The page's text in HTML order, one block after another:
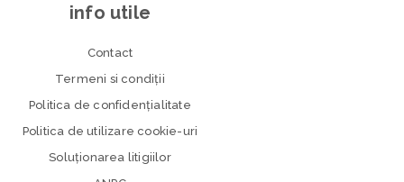
info utile
Contact
Termeni si condiţii
Politica de confidenţialitate
Politica de utilizare cookie-uri
Soluționarea litigiilor